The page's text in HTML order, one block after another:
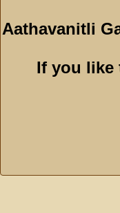
Aathavanitli
If you like